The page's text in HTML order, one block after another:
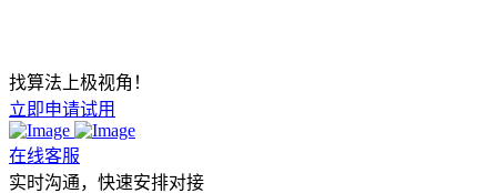
找算法上极视角！
立即申请试用
在线客服
实时沟通，快速安排对接